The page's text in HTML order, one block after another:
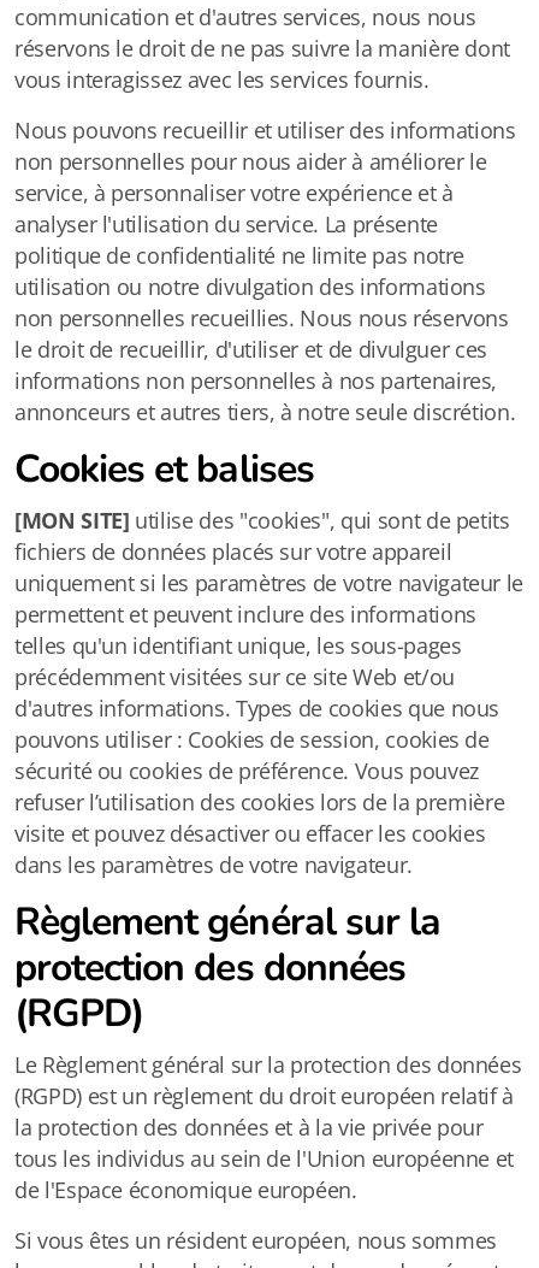
communication et d'autres services, nous nous
réservons le droit de ne pas suivre la manière dont
vous interagissez avec les services fournis.
Nous pouvons recueillir et utiliser des informations
non personnelles pour nous aider à améliorer le
service, à personnaliser votre expérience et à
analyser l'utilisation du service. La présente
politique de confidentialité ne limite pas notre
utilisation ou notre divulgation des informations
non personnelles recueillies. Nous nous réservons
le droit de recueillir, d'utiliser et de divulguer ces
informations non personnelles à nos partenaires,
annonceurs et autres tiers, à notre seule discrétion.
Cookies et balises
[MON SITE] utilise des "cookies", qui sont de petits
fichiers de données placés sur votre appareil
uniquement si les paramètres de votre navigateur le
permettent et peuvent inclure des informations
telles qu'un identifiant unique, les sous-pages
précédemment visitées sur ce site Web et/ou
d'autres informations. Types de cookies que nous
pouvons utiliser : Cookies de session, cookies de
sécurité ou cookies de préférence. Vous pouvez
refuser l’utilisation des cookies lors de la première
visite et pouvez désactiver ou effacer les cookies
dans les paramètres de votre navigateur.
Règlement général sur la
protection des données
(RGPD)
Le Règlement général sur la protection des données
(RGPD) est un règlement du droit européen relatif à
la protection des données et à la vie privée pour
tous les individus au sein de l'Union européenne et
de l'Espace économique européen.
Si vous êtes un résident européen, nous sommes